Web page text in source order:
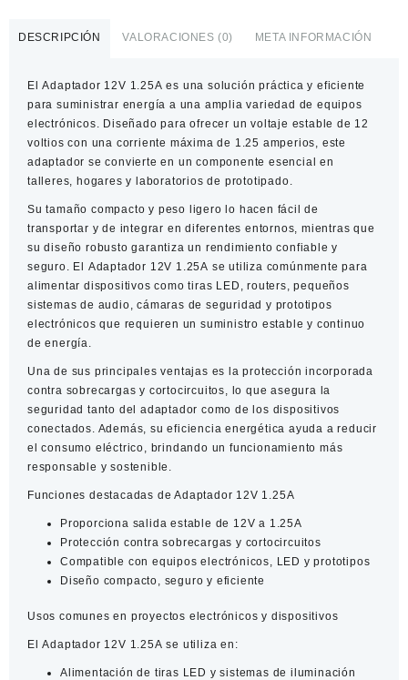
DESCRIPCIÓN VALORACIONES (0) META INFORMACIÓN
ElAdaptador 12V 1.25A es una solución práctica y eficiente
para suministrar energía a una amplia variedad de equipos
electrónicos. Diseñado para ofrecer un voltaje estable de 12
voltios con una corriente máxima de 1.25 amperios, este
adaptador se convierte en un componente esencial en
talleres, hogares y laboratorios de prototipado.
Su tamaño compacto y peso ligero lo hacen fácil de
transportar y de integrar en diferentes entornos, mientras que
su diseño robusto garantiza un rendimiento confiable y
seguro. El Adaptador 12V 1.25A se utiliza comúnmente para
alimentar dispositivos como tiras LED, routers, pequeños
sistemas de audio, cámaras de seguridad y prototipos
electrónicos que requieren un suministro estable y continuo
de energía.
Una de sus principales ventajas es la protección incorporada
contra sobrecargas y cortocircuitos, lo que asegura la
seguridad tanto del adaptador como de los dispositivos
conectados. Además, su eficiencia energética ayuda a reducir
el consumo eléctrico, brindando un funcionamiento más
responsable y sostenible.
Funciones destacadas de Adaptador 12V 1.25A
Proporciona salida estable de 12V a 1.25A
Protección contra sobrecargas y cortocircuitos
Compatible con equipos electrónicos, LED y prototipos
Diseño compacto, seguro y eficiente
Usos comunes en proyectos electrónicos y dispositivos
ElAdaptador 12V 1.25A se utiliza en:
Alimentación de tiras LED y sistemas de iluminación